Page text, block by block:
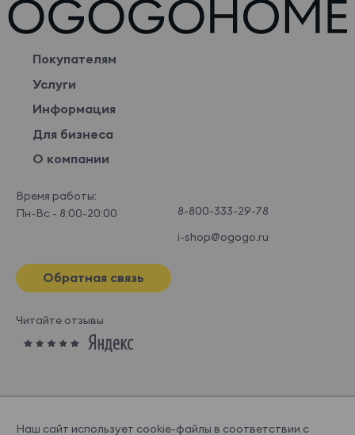
Покупателям
Услуги
Информация
Для бизнеса
О компании
Время работы:
Пн-Вс - 8:00-20:00
8-800-333-29-78
i-shop@ogogo.ru
Обратная связь
Читайте отзывы
Наш сайт использует cookie-файлы в соответствии с